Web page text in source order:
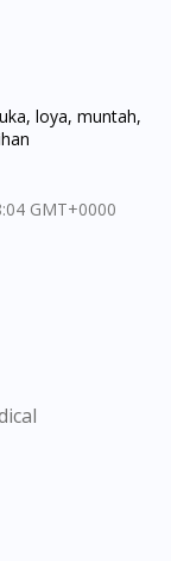
loya, muntah,
GMT+0000